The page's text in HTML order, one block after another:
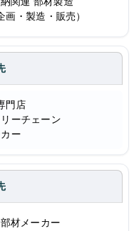
画・製造・販売）
門店
ーチェーン
ー
材メーカー